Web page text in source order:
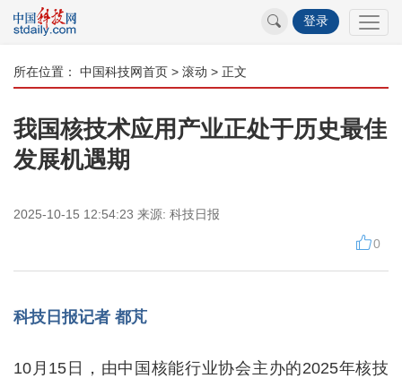
登录
所在位置： 中国科技网首页 > 滚动 > 正文
我国核技术应用产业正处于历史最佳
发展机遇期
2025-10-15 12:54:23 来源: 科技日报
0
科技日报记者 都芃
10月15日，由中国核能行业协会主办的2025年核技